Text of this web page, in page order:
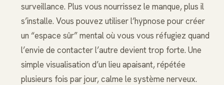
surveillance. Plus vous nourrissez le manque, plus il
s’installe. Vous pouvez utiliser l’hypnose pour créer
un “espace sûr” mental où vous vous réfugiez quand
l’envie de contacter l’autre devient trop forte. Une
simple visualisation d’un lieu apaisant, répétée
plusieurs fois par jour, calme le système nerveux.